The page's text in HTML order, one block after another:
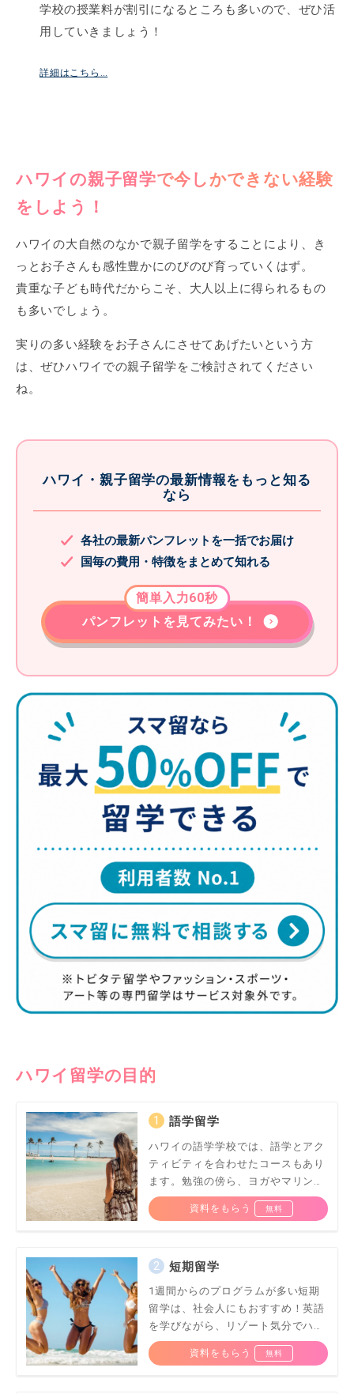
学校の授業料が割引になるところも多いので、ぜひ活
用していきましょう！
詳細はこちら…
ハワイの親子留学で今しかできない経験
をしよう！
ハワイの大自然のなかで親子留学をすることにより、き
っとお子さんも感性豊かにのびのび育っていくはず。
貴重な子ども時代だからこそ、大人以上に得られるもの
も多いでしょう。
実りの多い経験をお子さんにさせてあげたいという方
は、ぜひハワイでの親子留学をご検討されてください
ね。
ハワイ・親子留学の最新情報をもっと知る
なら
各社の最新パンフレットを一括でお届け
国毎の費用・特徴をまとめて知れる
パンフレットを見てみたい！
簡単入力60秒
ハワイ留学の目的
語学留学
ハワイの語学学校では、語学とアク
ティビティを合わせたコースもあり
ます。勉強の傍ら、ヨガやマリンス
ポーツでリフレッシュはいかが？
資料をもらう
短期留学
1週間からのプログラムが多い短期
留学は、社会人にもおすすめ！英語
を学びながら、リゾート気分でハワ
イを満喫しちゃいましょう♪
資料をもらう